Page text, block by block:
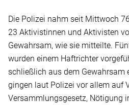
Die Polizei nahm seit Mittwoch
23 Aktivistinnen und Aktivisten
Gewahrsam, wie sie mitteilte.
wurden einem Haftrichter
schließlich aus dem Gewahrsam
gingen laut Polizei vor allem auf
Versammlungsgesetz, Nötigung